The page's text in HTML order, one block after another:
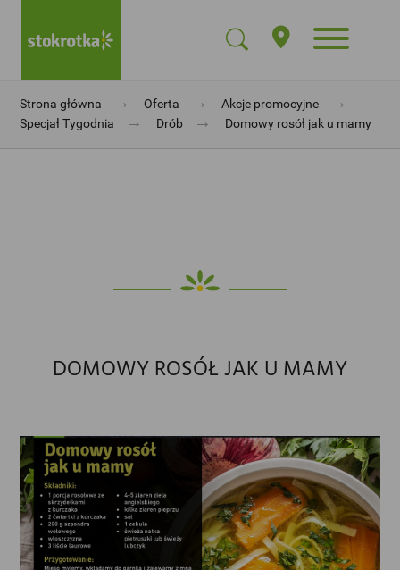
Strona główna → Oferta → Akcje promocyjne →
Specjał Tygodnia → Drób → Domowy rosół jak u mamy
DOMOWY ROSÓŁ JAK U MAMY